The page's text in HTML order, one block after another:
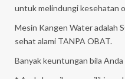
untuk melindungi kesehatan
Mesin Kangen Water adalah
sehat alami TANPA OBAT.
Banyak keuntungan bila